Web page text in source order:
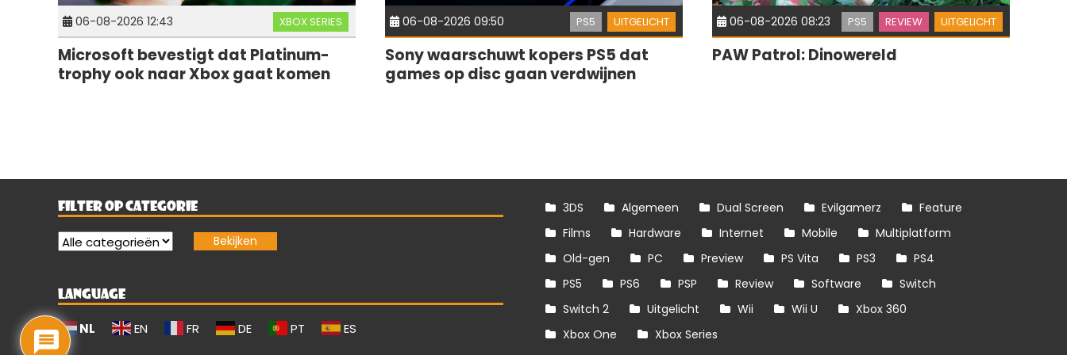
06-08-2026 12:43 XBOX SERIES
Microsoft bevestigt dat Platinum-
trophy ook naar Xbox gaat komen
06-08-2026 09:50 PS5 UITGELICHT
Sony waarschuwt kopers PS5 dat
games op disc gaan verdwijnen
06-08-2026 08:23 PS5 REVIEW UITGELICHT
PAW Patrol: Dinowereld
FILTER OP CATEGORIE
LANGUAGE
NL EN FR DE PT ES
3DS Algemeen Dual Screen Evilgamerz
Feature
Films
Hardware Internet Mobile
Multiplatform
Old-gen
PC Preview PS Vita PS3
PS4
PS5
PS6 PSP Review Software
Switch
Switch 2
Uitgelicht Wii Wii U
Xbox 360
Xbox One
Xbox Series